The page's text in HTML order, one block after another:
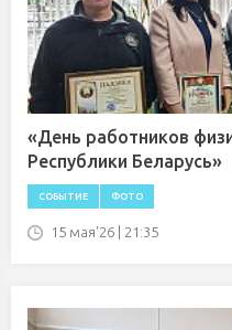
«День работников
Республики Беларусь»
СОБЫТИЕ ФОТО
15 мая'26 | 21:35